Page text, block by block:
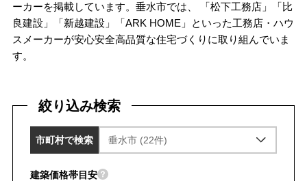
ーカーを掲載しています。垂水市では、 「松下工務店」「比
良建設」「新越建設」「ARK HOME 」といった工務店・ハウ
スメーカーが安心安全高品質な住宅づくりに取り組んでいま
す。
絞り込み検索
市町村で検索
建築価格帯目安